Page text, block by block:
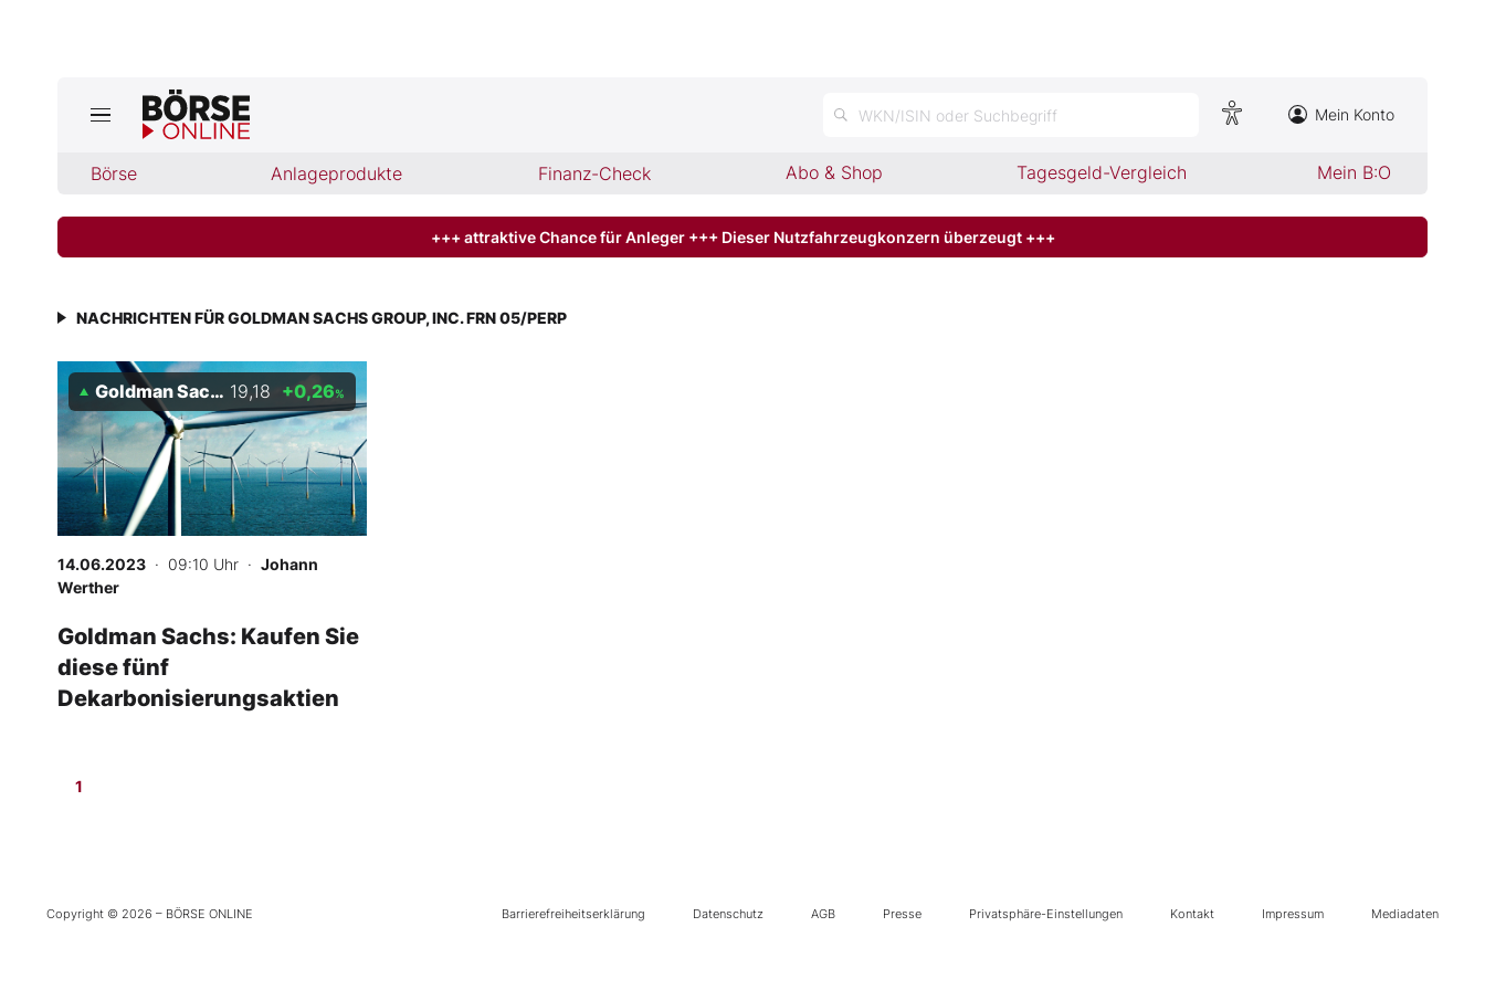
WKN/ISIN oder Suchbegriff Mein Konto
Börse Anlageprodukte Finanz-Check Abo & Shop Tagesgeld-Vergleich Mein B:O
Börse
BO-Musterdepots
Experten
Mein B:O
Folgen Sie uns
+++ attraktive Chance für Anleger +++ Dieser Nutzfahrzeugkonzern überzeugt +++
NACHRICHTEN FÜR GOLDMAN SACHS GROUP, INC. FRN 05/PERP
Goldman Sachs Group, Inc. FRN 05/PERP 19,18 +0,26%
14.06.2023 · 09:10 Uhr · Johann
Werther
Goldman Sachs: Kaufen Sie
diese fünf
Dekarbonisierungsaktien
1
Copyright © 2026 – BÖRSE ONLINE Barrierefreiheitserklärung Datenschutz AGB Presse Privatsphäre-Einstellungen Kontakt Impressum Mediadaten